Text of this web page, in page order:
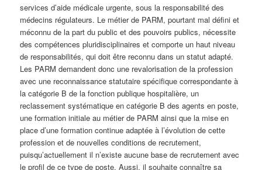
services d’aide médicale urgente, sous la responsabilité des
médecins régulateurs. Le métier de PARM, pourtant mal défini et
méconnu de la part du public et des pouvoirs publics, nécessite
des compétences pluridisciplinaires et comporte un haut niveau
de responsabilités, qui doit être reconnu dans un statut adapté.
Les PARM demandent donc une revalorisation de la profession
avec une reconnaissance statutaire spécifique correspondante à
la catégorie B de la fonction publique hospitalière, un
reclassement systématique en catégorie B des agents en poste,
une formation initiale au métier de PARM ainsi que la mise en
place d’une formation continue adaptée à l’évolution de cette
profession et de nouvelles conditions de recrutement,
puisqu’actuellement il n’existe aucune base de recrutement avec
le profil de ce type de poste. Aussi, il souhaite connaître sa